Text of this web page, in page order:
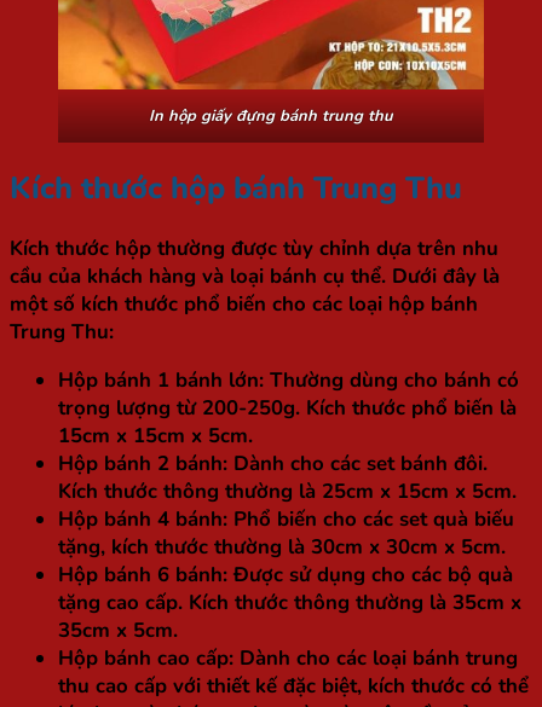
In hộp giấy đựng bánh trung thu
Kích thước hộp bánh Trung Thu
Kích thước hộp thường được tùy chỉnh dựa trên nhu
cầu của khách hàng và loại bánh cụ thể. Dưới đây là
một số kích thước phổ biến cho các loại hộp bánh
Trung Thu:
Hộp bánh 1 bánh lớn: Thường dùng cho bánh có
trọng lượng từ 200-250g. Kích thước phổ biến là
15cm x 15cm x 5cm.
Hộp bánh 2 bánh: Dành cho các set bánh đôi.
Kích thước thông thường là 25cm x 15cm x 5cm.
Hộp bánh 4 bánh: Phổ biến cho các set quà biếu
tặng, kích thước thường là 30cm x 30cm x 5cm.
Hộp bánh 6 bánh: Được sử dụng cho các bộ quà
tặng cao cấp. Kích thước thông thường là 35cm x
35cm x 5cm.
Hộp bánh cao cấp: Dành cho các loại bánh trung
thu cao cấp với thiết kế đặc biệt, kích thước có thể